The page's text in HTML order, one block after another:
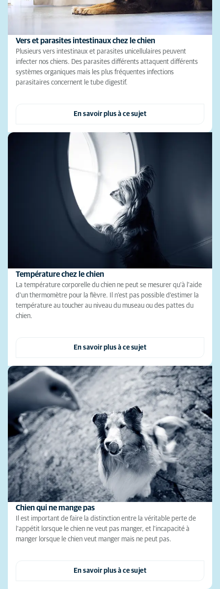
Vers et parasites intestinaux chez le chien
Plusieurs vers intestinaux et parasites unicellulaires peuvent
infecter nos chiens. Des parasites différents attaquent différents
systèmes organiques mais les plus fréquentes infections
parasitaires concernent le tube digestif.
En savoir plus à ce sujet
Température chez le chien
La température corporelle du chien ne peut se mesurer qu'à l'aide
d'un thermomètre pour la fièvre. Il n'est pas possible d'estimer la
température au toucher au niveau du museau ou des pattes du
chien.
En savoir plus à ce sujet
Chien qui ne mange pas
Il est important de faire la distinction entre la véritable perte de
l'appétit lorsque le chien ne veut pas manger, et l'incapacité à
manger lorsque le chien veut manger mais ne peut pas.
En savoir plus à ce sujet